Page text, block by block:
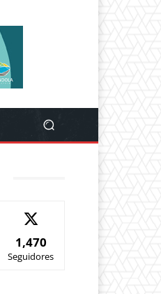
1,470
Seguidores